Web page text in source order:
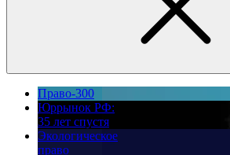
Право-300
Юррынок РФ:
35 лет спустя
Экологическое
право